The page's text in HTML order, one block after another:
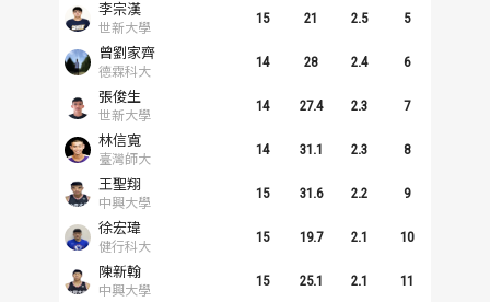
李宗漢
世新大學
15 21 2.5 5
曾劉家齊
德霖科大
14 28 2.4 6
張俊生
世新大學
14 27.4 2.3 7
林信寬
臺灣師大
14 31.1 2.3 8
王聖翔
中興大學
15 31.6 2.2 9
徐宏瑋
健行科大
15 19.7 2.1 10
陳新翰
中興大學
15 25.1 2.1 11